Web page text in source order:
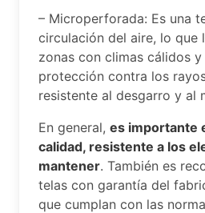
– Microperforada: Es una
circulación del aire, lo que
zonas con climas cálidos
protección contra los
resistente al desgarro y al
En general, es importante
calidad, resistente a los
mantener. También es
telas con garantía del
que cumplan con las